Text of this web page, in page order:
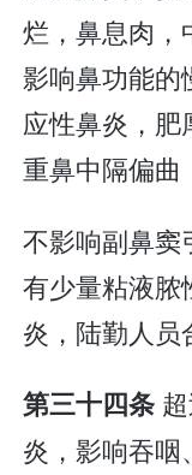
烂，鼻息肉，
影响鼻功能的
应性鼻炎，肥
重鼻中隔偏曲
不影响副鼻窦
有少量粘液脓
炎，陆勤人员
第三十四条
炎，影响吞咽